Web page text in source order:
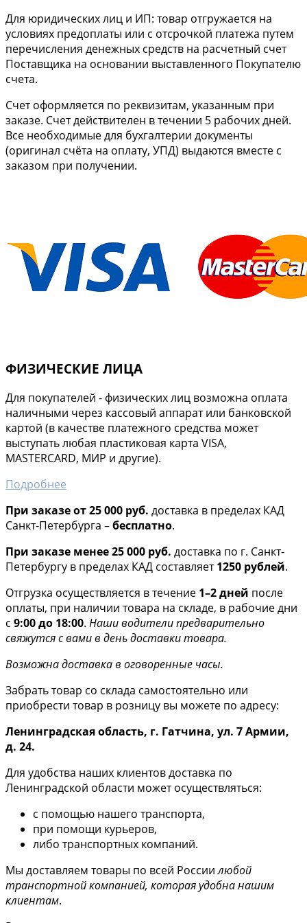
Для юридических лиц и ИП: товар отгружается на
условиях предоплаты или с отсрочкой платежа путем
перечисления денежных средств на расчетный счет
Поставщика на основании выставленного Покупателю
счета.
Cчет оформляется по реквизитам, указанным при
заказе. Счет действителен в течении 5 рабочих дней.
Все необходимые для бухгалтерии документы
(оригинал счёта на оплату, УПД) выдаются вместе с
заказом при получении.
ФИЗИЧЕСКИЕ ЛИЦА
Для покупателей - физических лиц возможна оплата
наличными через кассовый аппарат или банковской
картой (в качестве платежного средства может
выступать любая пластиковая карта VISA,
MASTERCARD, МИР и другие).
Подробнее
При заказе от 25 000 руб. доставка в пределах КАД
Санкт-Петербурга –бесплатно.
При заказе менее 25 000 руб. доставка по г. Санкт-
Петербургу в пределах КАД составляет1250 рублей.
Отгрузка осуществляется в течение 1–2 дней после
оплаты, при наличии товара на складе, в рабочие дни
с 9:00 до 18:00. Наши водители предварительно
свяжутся с вами в день доставки товара.
Возможна доставка в оговоренные часы.
Забрать товар со склада самостоятельно или
приобрести товар в розницу вы можете по адресу:
Ленинградская область, г. Гатчина, ул. 7 Армии,
д. 24.
Для удобства наших клиентов доставка по
Ленинградской области может осуществляться:
с помощью нашего транспорта,
при помощи курьеров,
либо транспортных компаний.
Мы доставляем товары по всей Россиилюбой
транспортной компанией, которая удобна нашим
клиентам.